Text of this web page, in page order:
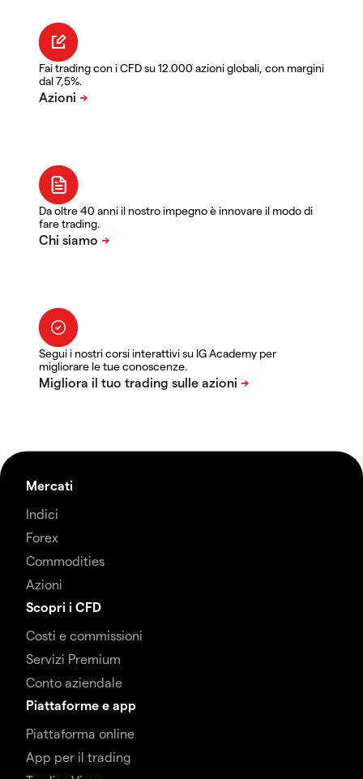
Fai trading con i CFD su 12.000 azioni globali, con margini
dal 7,5%.
Da oltre 40 anni il nostro impegno è innovare il modo di
fare trading.
Segui i nostri corsi interattivi su IG Academy per
migliorare le tue conoscenze.
Mercati
Indici
Forex
Commodities
Azioni
Scopri i CFD
Costi e commissioni
Servizi Premium
Conto aziendale
Piattaforme e app
Piattaforma online
App per il trading